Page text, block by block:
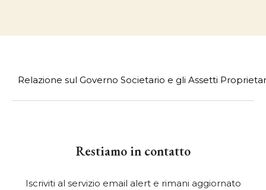
Relazione sul Governo Societario e gli Assetti
Restiamo in contatto
Iscriviti al servizio email alert e rimani aggiornato